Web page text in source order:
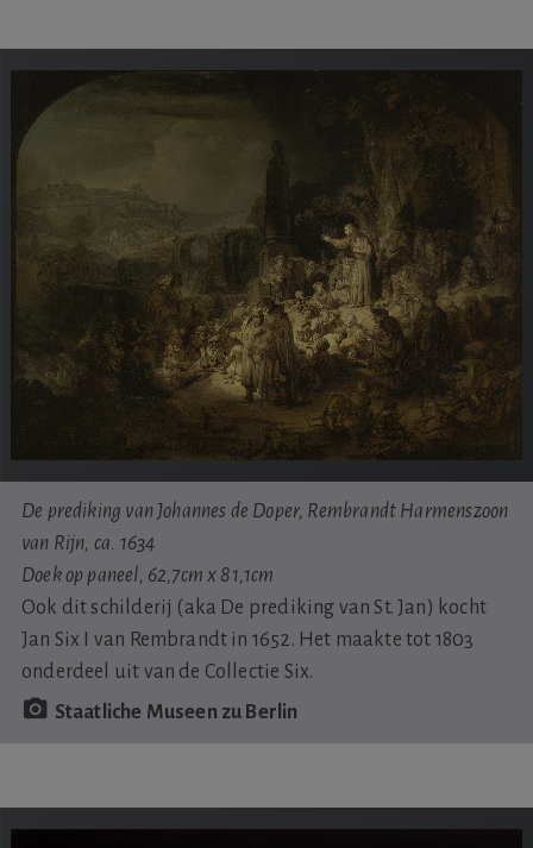
De prediking van Johannes de Doper, Rembrandt Harmenszoon
van Rijn, ca. 1634
Doek op paneel, 62,7cm x 81,1cm
Ook dit schilderij (aka De prediking van St. Jan) kocht
Jan Six I van Rembrandt in 1652. Het maakte tot 1803
onderdeel uit van de Collectie Six.
Staatliche Museen zu Berlin